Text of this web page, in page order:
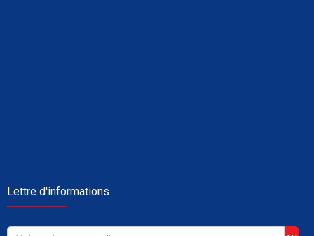
Lettre d'informations